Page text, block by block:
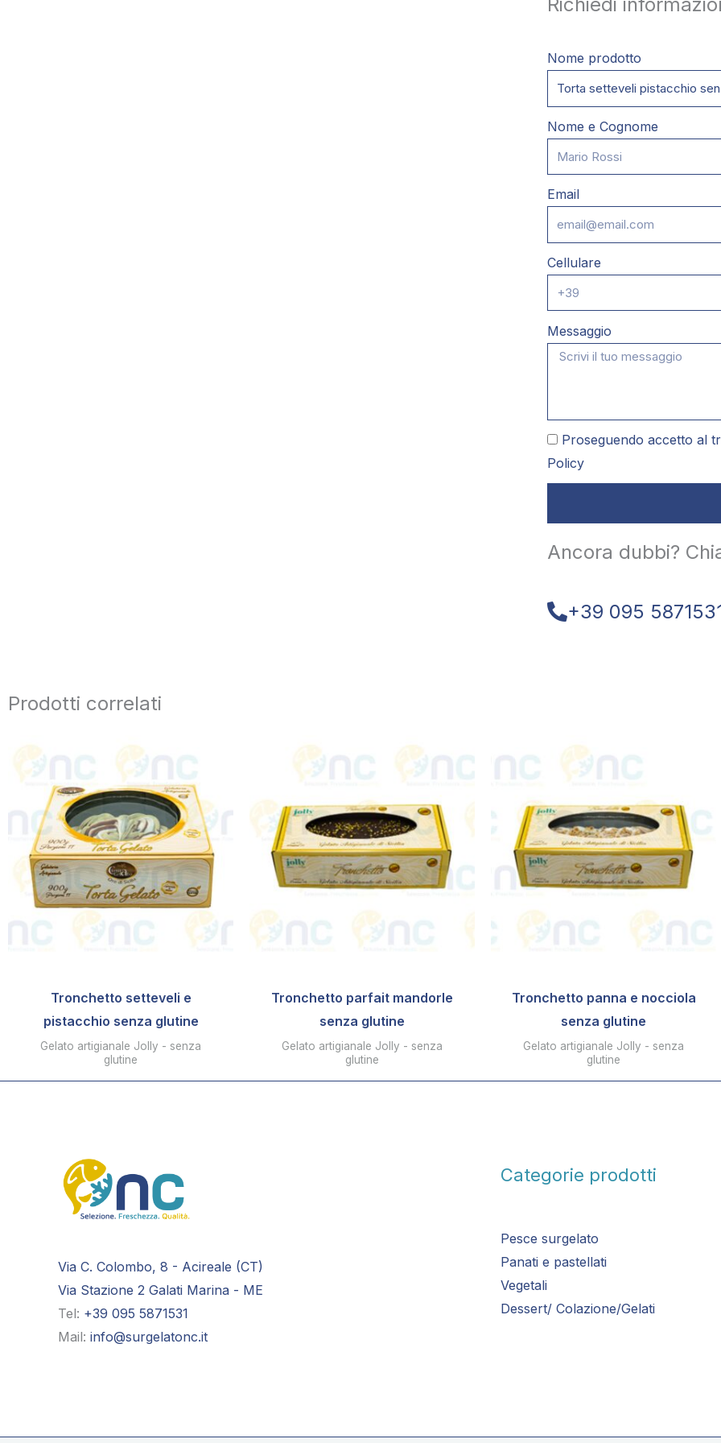
Nome prodotto
Nome e Cognome
Email
Cellulare
Messaggio
Proseguendo accetto al
Policy
Ancora dubbi?
+39 095
Prodotti correlati
Tronchetto setteveli e
pistacchio senza glutine
Gelato artigianale Jolly - senza
glutine
Tronchetto parfait mandorle
senza glutine
Gelato artigianale Jolly - senza
glutine
Tronchetto panna e nocciola
senza glutine
Gelato artigianale Jolly - senza
glutine
Via C. Colombo, 8 - Acireale (CT)
Via Stazione 2 Galati Marina - ME
Tel: +39 095 5871531
Mail: info@surgelatonc.it
Categorie prodotti
Pesce surgelato
Panati e pastellati
Vegetali
Dessert/ Colazione/Gelati